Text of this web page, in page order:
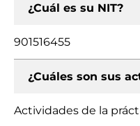
¿Cuál es su NIT?
901516455
¿Cuáles son sus
Actividades de la